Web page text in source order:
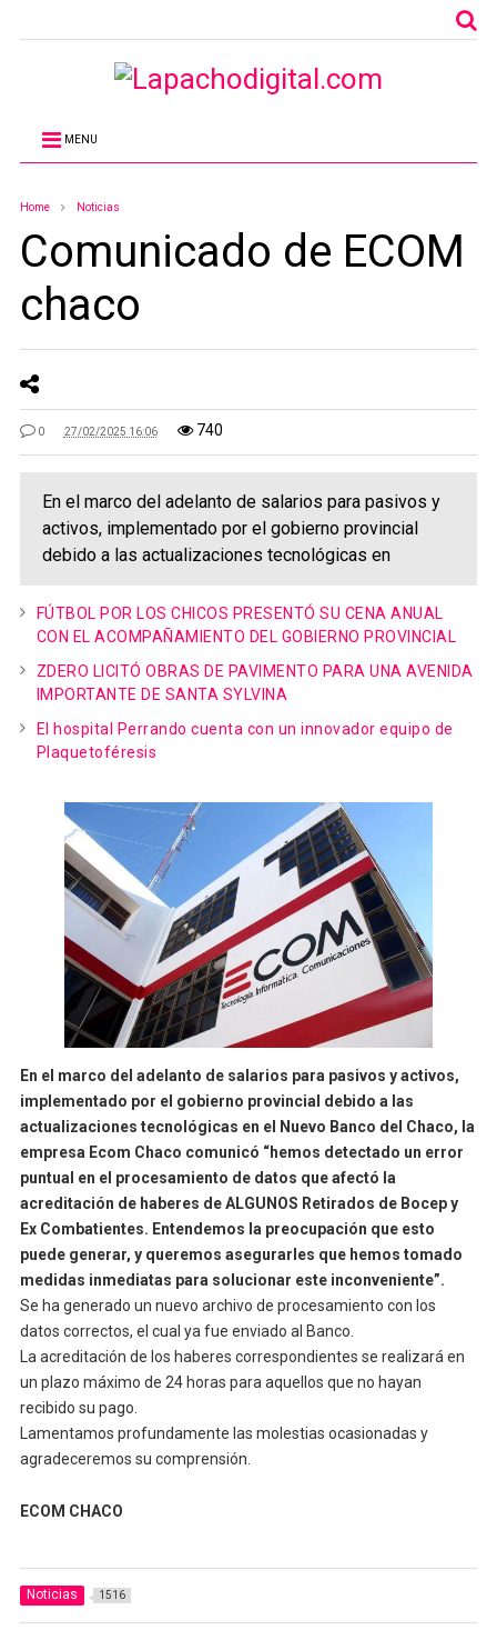
MENU
Home Noticias
Comunicado de ECOM
chaco
0 27/02/2025 16:06 740
En el marco del adelanto de salarios para pasivos y
activos, implementado por el gobierno provincial
debido a las actualizaciones tecnológicas en
FÚTBOL POR LOS CHICOS PRESENTÓ SU CENA ANUAL
CON EL ACOMPAÑAMIENTO DEL GOBIERNO PROVINCIAL
ZDERO LICITÓ OBRAS DE PAVIMENTO PARA UNA AVENIDA
IMPORTANTE DE SANTA SYLVINA
El hospital Perrando cuenta con un innovador equipo de
Plaquetoféresis
En el marco del adelanto de salarios para pasivos y activos,
implementado por el gobierno provincial debido a las
actualizaciones tecnológicas en el Nuevo Banco del Chaco, la
empresa Ecom Chaco comunicó “hemos detectado un error
puntual en el procesamiento de datos que afectó la
acreditación de haberes de ALGUNOS Retirados de Bocep y
Ex Combatientes. Entendemos la preocupación que esto
puede generar, y queremos asegurarles que hemos tomado
medidas inmediatas para solucionar este inconveniente”.
Se ha generado un nuevo archivo de procesamiento con los
datos correctos, el cual ya fue enviado al Banco.
La acreditación de los haberes correspondientes se realizará en
un plazo máximo de 24 horas para aquellos que no hayan
recibido su pago.
Lamentamos profundamente las molestias ocasionadas y
agradeceremos su comprensión.
ECOM CHACO
Noticias 1516